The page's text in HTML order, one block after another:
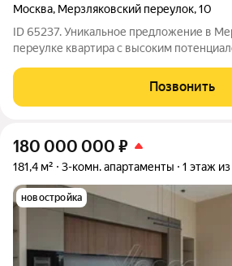
Москва, Мерзляковский переулок,10
ID 65237. Уникальное предложение в
переулке квартира с высоким потенциалом в известном
полярников». Аккуратный кирпичный
спрятан в небольшой исторической
Позвонить
180 000 000 ₽
181,4 м² 3-комн. апартаменты 1 этаж из
новостройка